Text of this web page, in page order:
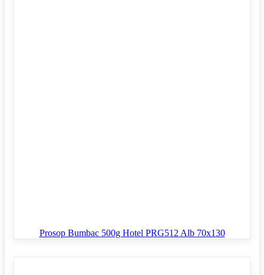
Prosop Bumbac 500g Hotel PRG512 Alb 70x130